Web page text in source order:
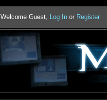
Welcome Guest, Log In or Register